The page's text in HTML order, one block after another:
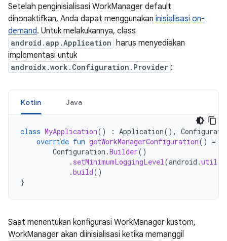
Setelah penginisialisasi WorkManager default
dinonaktifkan, Anda dapat menggunakan inisialisasi on-
demand. Untuk melakukannya, class
android.app.Application harus menyediakan
implementasi untuk
androidx.work.Configuration.Provider :
Kotlin Java
class MyApplication() : Application(),
override fun getWorkManagerConfiguration()
=
Configuration .Builder()
. setMinimumLoggingLevel(android .util
.build()
}
Saat menentukan konfigurasi WorkManager kustom,
WorkManager akan diinisialisasi ketika memanggil